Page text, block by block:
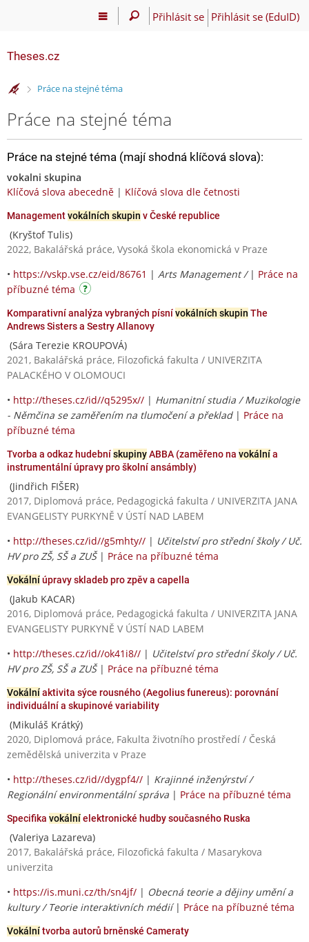
Přihlásit se Přihlásit se (EduID)
Theses.cz
>Práce na stejné téma
Práce na stejné téma
Práce na stejné téma (mají shodná klíčová slova):
vokalni skupina
Klíčová slova abecedně | Klíčová slova dle četnosti
Managementvokálních skupin v České republice
(Kryštof Tulis)
2022, Bakalářská práce, Vysoká škola ekonomická v Praze
• https://vskp.vse.cz/eid/86761 | Arts Management / | Práce na
příbuzné téma
Komparativní analýza vybraných písnívokálních skupin The
Andrews Sisters a Sestry Allanovy
(Sára Terezie KROUPOVÁ)
2021, Bakalářská práce, Filozofická fakulta / UNIVERZITA
PALACKÉHO V OLOMOUCI
• http://theses.cz/id//q5295x// | Humanitní studia / Muzikologie
- Němčina se zaměřením na tlumočení a překlad| Práce na
příbuzné téma
Tvorba a odkaz hudebnískupinyABBA (zaměřeno na vokálnía
instrumentální úpravy pro školní ansámbly)
(Jindřich FIŠER)
2017, Diplomová práce, Pedagogická fakulta / UNIVERZITA JANA
EVANGELISTY PURKYNĚ V ÚSTÍ NAD LABEM
• http://theses.cz/id//g5mhty// | Učitelství pro střední školy / Uč.
HV pro ZŠ, SŠ a ZUŠ| Práce na příbuzné téma
Vokálníúpravy skladeb pro zpěv a capella
(Jakub KACAR)
2016, Diplomová práce, Pedagogická fakulta / UNIVERZITA JANA
EVANGELISTY PURKYNĚ V ÚSTÍ NAD LABEM
• http://theses.cz/id//ok41i8// | Učitelství pro střední školy / Uč.
HV pro ZŠ, SŠ a ZUŠ| Práce na příbuzné téma
Vokálníaktivita sýce rousného (Aegolius funereus): porovnání
individuální a skupinové variability
(Mikuláš Krátký)
2020, Diplomová práce, Fakulta životního prostředí / Česká
zemědělská univerzita v Praze
• http://theses.cz/id//dygpf4// | Krajinné inženýrství /
Regionální environmentální správa | Práce na příbuzné téma
Specifika vokálníelektronické hudby současného Ruska
(Valeriya Lazareva)
2017, Bakalářská práce, Filozofická fakulta / Masarykova
univerzita
• https://is.muni.cz/th/sn4jf/ | Obecná teorie a dějiny umění a
kultury / Teorie interaktivních médií| Práce na příbuzné téma
Vokálnítvorba autorů brněnské Cameraty